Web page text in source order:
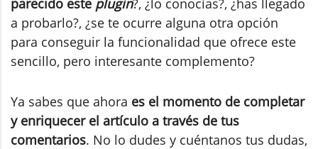
a probarlo?, ¿se te ocurre alguna otra opción
para conseguir la funcionalidad que ofrece este
sencillo, pero interesante complemento?
Ya sabes que ahora es el momento de completar
y enriquecer el artículo a través de tus
comentarios. No lo dudes y cuéntanos tus dudas,